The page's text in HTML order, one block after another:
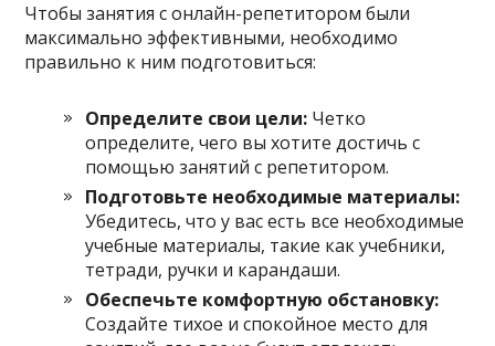
Чтобы занятия с онлайн-репетитором были
максимально эффективными, необходимо
правильно к ним подготовиться:
Определите свои цели: Четко
определите, чего вы хотите достичь с
помощью занятий с репетитором.
Подготовьте необходимые материалы:
Убедитесь, что у вас есть все необходимые
учебные материалы, такие как учебники,
тетради, ручки и карандаши.
Обеспечьте комфортную обстановку:
Создайте тихое и спокойное место для